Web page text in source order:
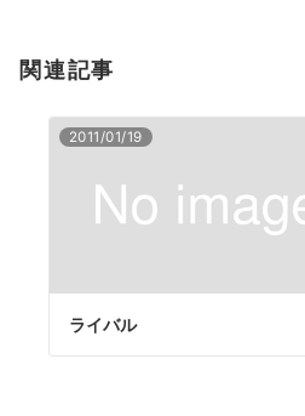
関連記事
2011/01/19
ライバル